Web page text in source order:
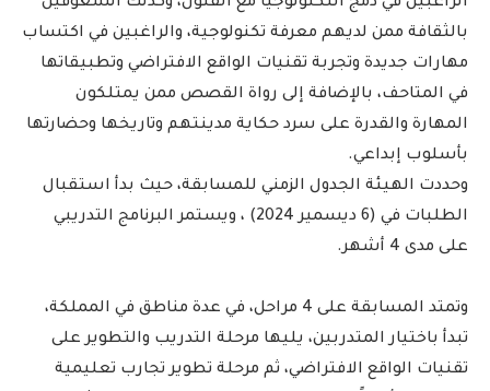
بالثقافة ممن لديهم معرفة تكنولوجية، والراغبين في اكتساب
مهارات جديدة وتجربة تقنيات الواقع الافتراضي وتطبيقاتها
في المتاحف، بالإضافة إلى رواة القصص ممن يمتلكون
المهارة والقدرة على سرد حكاية مدينتهم وتاريخها وحضارتها
بأسلوب إبداعي.
وحددت الهيئة الجدول الزمني للمسابقة، حيث بدأ استقبال
الطلبات في (6 ديسمير 2024) ، ويستمر البرنامج التدريبي
على مدى 4 أشهر.
وتمتد المسابقة على 4 مراحل، في عدة مناطق في المملكة،
تبدأ باختيار المتدربين، يليها مرحلة التدريب والتطوير على
تقنيات الواقع الافتراضي، ثم مرحلة تطوير تجارب تعليمية